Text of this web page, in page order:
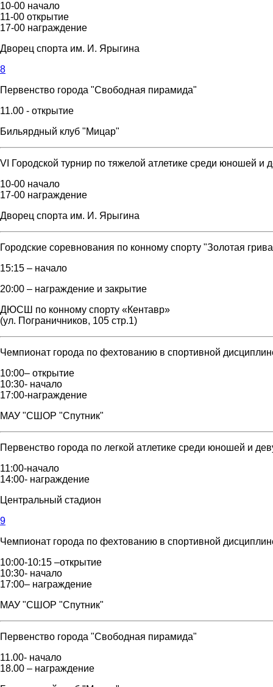
10-00 начало
11-00 открытие
17-00 награждение
Дворец спорта им. И. Ярыгина
8
Первенство города "Свободная пирамида"
11.00 - открытие
Бильярдный клуб "Мицар"
VI Городской турнир по тяжелой атлетике среди юношей
10-00 начало
17-00 награждение
Дворец спорта им. И. Ярыгина
Городские соревнования по конному спорту "Золотая
15:15 – начало
20:00 – награждение и закрытие
ДЮСШ по конному спорту «Кентавр»
(ул. Пограничников, 105 стр.1)
Чемпионат города по фехтованию в спортивной
10:00– открытие
10:30- начало
17:00-награждение
МАУ "СШОР "Спутник"
Первенство города по легкой атлетике среди юношей и
11:00-начало
14:00- награждение
Центральный стадион
9
Чемпионат города по фехтованию в спортивной
10:00-10:15 –открытие
10:30- начало
17:00– награждение
МАУ "СШОР "Спутник"
Первенство города "Свободная пирамида"
11.00- начало
18.00 – награждение